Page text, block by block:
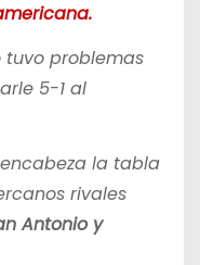
problemas
5-1 al
la tabla
rivales
Antonio y